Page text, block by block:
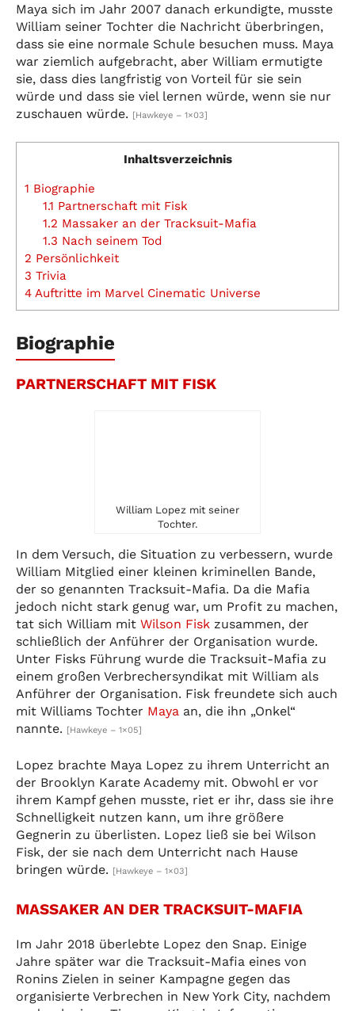
Maya sich im Jahr 2007 danach erkundigte, musste
William seiner Tochter die Nachricht überbringen,
dass sie eine normale Schule besuchen muss. Maya
war ziemlich aufgebracht, aber William ermutigte
sie, dass dies langfristig von Vorteil für sie sein
würde und dass sie viel lernen würde, wenn sie nur
zuschauen würde. [Hawkeye – 1×03]
Inhaltsverzeichnis
1 Biographie
1.1 Partnerschaft mit Fisk
1.2 Massaker an der Tracksuit-Mafia
1.3 Nach seinem Tod
2 Persönlichkeit
3 Trivia
4 Auftritte im Marvel Cinematic Universe
Biographie
PARTNERSCHAFT MIT FISK
William Lopez mit seiner
Tochter.
In dem Versuch, die Situation zu verbessern, wurde
William Mitglied einer kleinen kriminellen Bande,
der so genannten Tracksuit-Mafia. Da die Mafia
jedoch nicht stark genug war, um Profit zu machen,
tat sich William mit Wilson Fisk zusammen, der
schließlich der Anführer der Organisation wurde.
Unter Fisks Führung wurde die Tracksuit-Mafia zu
einem großen Verbrechersyndikat mit William als
Anführer der Organisation. Fisk freundete sich auch
mit Williams Tochter Maya an, die ihn „Onkel“
nannte. [Hawkeye – 1×05]
Lopez brachte Maya Lopez zu ihrem Unterricht an
der Brooklyn Karate Academy mit. Obwohl er vor
ihrem Kampf gehen musste, riet er ihr, dass sie ihre
Schnelligkeit nutzen kann, um ihre größere
Gegnerin zu überlisten. Lopez ließ sie bei Wilson
Fisk, der sie nach dem Unterricht nach Hause
bringen würde. [Hawkeye – 1×03]
MASSAKER AN DER TRACKSUIT-MAFIA
Im Jahr 2018 überlebte Lopez den Snap. Einige
Jahre später war die Tracksuit-Mafia eines von
Ronins Zielen in seiner Kampagne gegen das
organisierte Verbrechen in New York City, nachdem